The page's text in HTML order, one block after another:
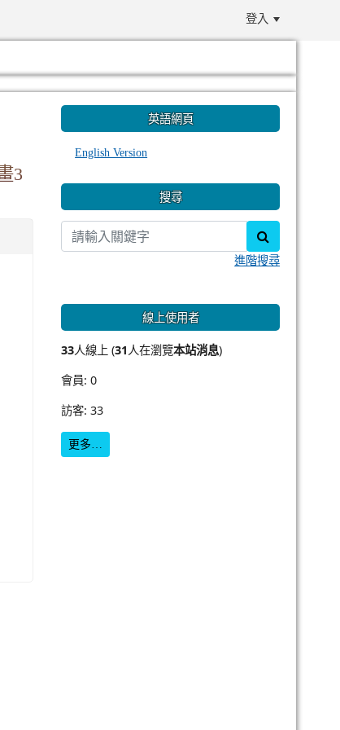
登入
3
英語網頁
English Version
搜尋
進階搜尋
線上使用者
33人線上 (31人在瀏覽本站消息)
會員: 0
訪客: 33
更多…